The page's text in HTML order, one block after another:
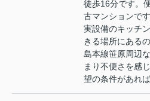
徒歩16分です。
古マンションで
実設備のキッチ
きる場所にある
島本線笹原周辺
まり不便さを感
望の条件があれ